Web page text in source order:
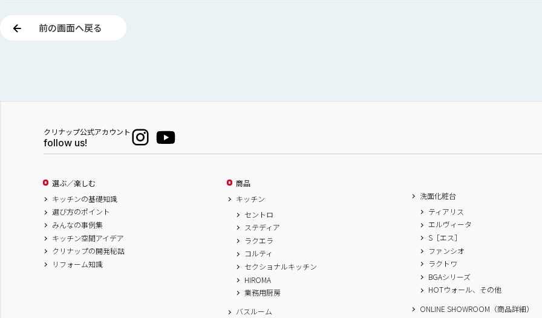
前の画面へ戻る
クリナップ公式アカウント
follow us!
選ぶ／楽しむ
キッチンの基礎知識
選び方のポイント
みんなの事例集
キッチン空間アイデア
クリナップの開発秘話
リフォーム知識
商品
キッチン
セントロ
ステディア
ラクエラ
コルティ
セクショナルキッチン
HIROMA
業務用厨房
バスルーム
洗面化粧台
ティアリス
エルヴィータ
S［エス］
ファンシオ
ラクトワ
BGAシリーズ
HOTウォール、その他
ONLINE SHOWROOM（商品詳細）